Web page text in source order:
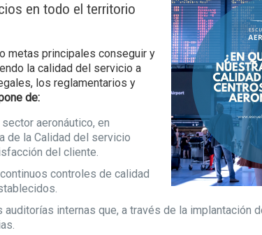
en todo el territorio
metas principales conseguir y
la calidad del servicio a
los reglamentarios y
de:
aeronáutico, en
de la Calidad del servicio
del cliente.
controles de calidad
internas que, a través de la implantación